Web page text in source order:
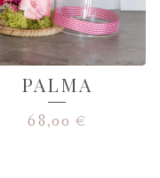
PALMA
68,00 €